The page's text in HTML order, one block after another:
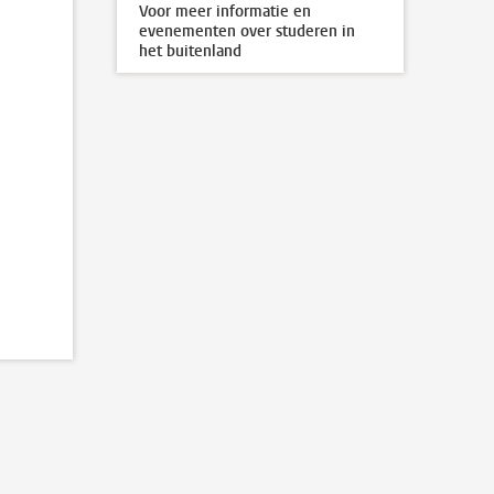
Voor meer informatie en
evenementen over studeren in
het buitenland